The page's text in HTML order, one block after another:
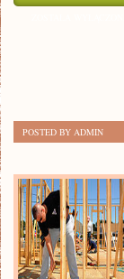
POSTED BY ADMIN